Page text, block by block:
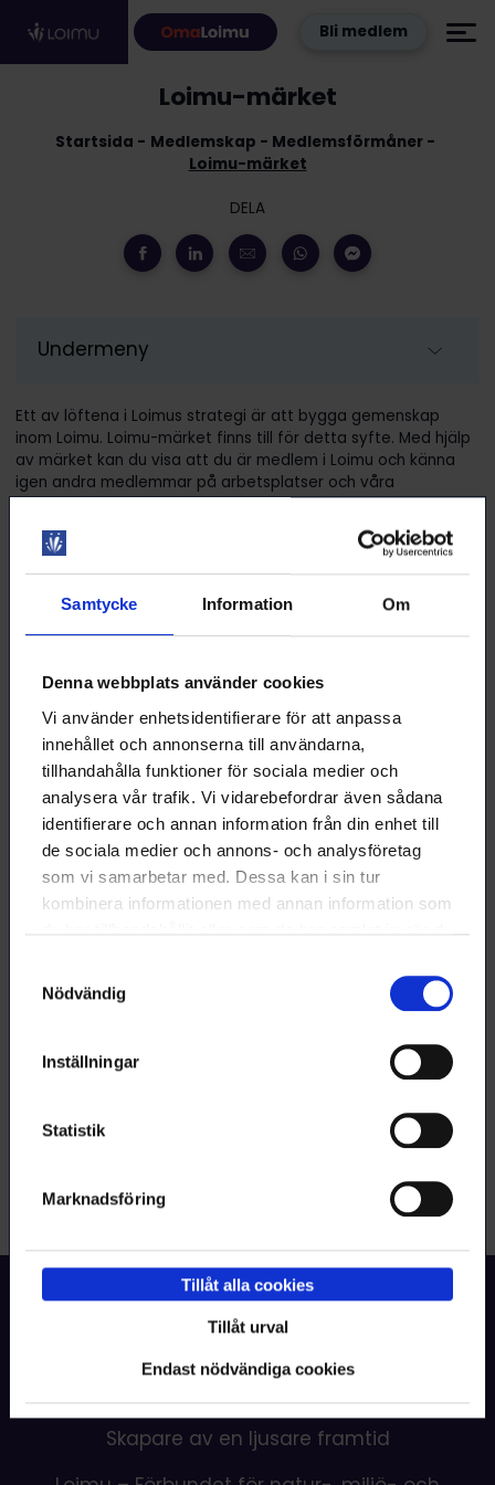
Samtycke Information Om
Denna webbplats använder cookies
Vi använder enhetsidentifierare för att anpassa
innehållet och annonserna till användarna,
tillhandahålla funktioner för sociala medier och
analysera vår trafik. Vi vidarebefordrar även sådana
identifierare och annan information från din enhet till
de sociala medier och annons- och analysföretag
som vi samarbetar med. Dessa kan i sin tur
kombinera informationen med annan information som
Nödvändig
Inställningar
Statistik
Marknadsföring
Tillåt alla cookies
Tillåt urval
Endast nödvändiga cookies
Hoppa till innehållet
Bli medlem
Startsida Medlemskap
Medlemsförmåner
Loimu-märket
Loimu-märket
DELA
Undermeny
Ett av löftena i Loimus strategi är att bygga gemenskap
inom Loimu. Loimu-märket finns till för detta syfte. Med hjälp
av märket kan du visa att du är medlem i Loimu och känna
igen andra medlemmar på arbetsplatser och våra
branschers evenemang.
Märket är avsiktligt lite festligt så att det kan användas både
i vardagen och på festligheter. Varje ordinarie medlem och
märket symboliserar styrka och tillväxt – rörelse mot det
bättre. Lövens färger symboliserar Loimus mångsidiga
Färgerna på löven är från Loimus nuvarande logotyp. Märket
innehåller alltså något nytt, något lånat och något blått!
Märket delas ut vid Loimus evenemang. Du kan också komma
överns om en tidpunkt då du kan hämta märket på Loimus
kontor. Välkommen!
Märket är en av Loimus medlemsförmåner och
avgiftsfritt för våra medlemmar
Tillbaka upp
Skapare av en ljusare framtid